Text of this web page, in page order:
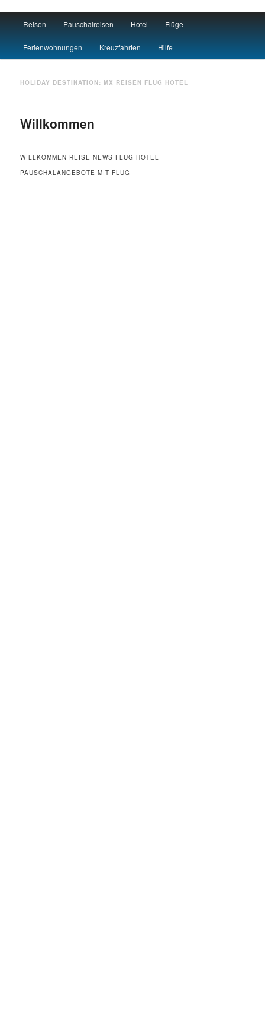
Travel : De
Skip to primary content
Skip to secondary content
Reisen Pauschalreisen Hotel Flüge
Ferienwohnungen Kreuzfahrten Hilfe
HOLIDAY DESTINATION: MX REISEN FLUG HOTEL
Willkommen
WILLKOMMEN REISE NEWS FLUG HOTEL
PAUSCHALANGEBOTE MIT FLUG